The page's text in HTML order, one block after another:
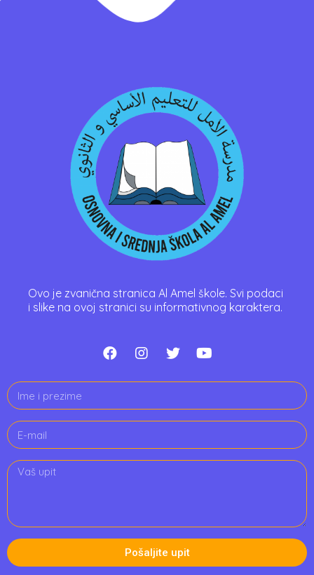
Ovo je zvanična stranica Al Amel škole. Svi podaci
i slike na ovoj stranici su informativnog karaktera.
Pošaljite upit